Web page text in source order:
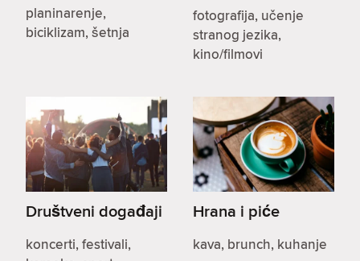
planinarenje,
biciklizam, šetnja
fotografija, učenje
stranog jezika,
kino/filmovi
Društveni događaji
koncerti, festivali,
Hrana i piće
kava, brunch, kuhanje